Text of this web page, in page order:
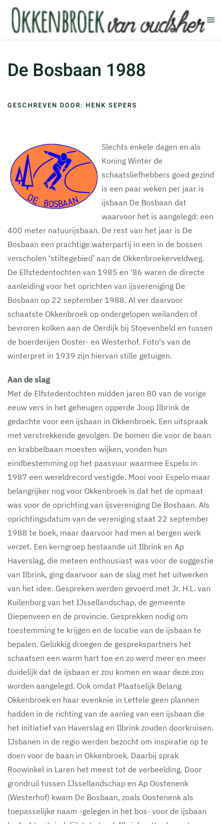
Terug naar hoofdinhoud
De Bosbaan 1988
GESCHREVEN DOOR: HENK SEPERS
Slechts enkele dagen en als
Koning Winter de
schaatsliefhebbers goed gezind
is een paar weken per jaar is
ijsbaan De Bosbaan dat
waarvoor het is aangelegd: een
400 meter natuurijsbaan. De rest van het jaar is De
Bosbaan een prachtige waterpartij in een in de bossen
verscholen ‘stiltegebied’ aan de Okkenbroekerveldweg.
De Elfstedentochten van 1985 en '86 waren de directe
aanleiding voor het oprichten van ijsvereniging De
Bosbaan op 22 september 1988. Al ver daarvoor
schaatste Okkenbroek op ondergelopen weilanden of
bevroren kolken aan de Oerdijk bij Stoevenbeld en tussen
de boerderijen Ooster- en Westerhof. Foto's van de
winterpret in 1939 zijn hiervan stille getuigen.
Aan de slag
Met de Elfstedentochten midden jaren 80 van de vorige
eeuw vers in het geheugen opperde Joop Ilbrink de
gedachte voor een ijsbaan in Okkenbroek. Een uitspraak
met verstrekkende gevolgen. De bomen die voor de baan
en krabbelbaan moesten wijken, vonden hun
eindbestemming op het paasvuur waarmee Espelo in
1987 een wereldrecord vestigde. Mooi voor Espelo maar
belangrijker nog voor Okkenbroek is dat het de opmaat
was voor de oprichting van ijsvereniging De Bosbaan. Als
oprichtingsdatum van de vereniging staat 22 september
1988 te boek, maar daarvoor had men al bergen werk
verzet. Een kerngroep bestaande uit Ilbrink en Ap
Haverslag, die meteen enthousiast was voor de suggestie
van Ilbrink, ging daarvoor aan de slag met het uitwerken
van het idee. Gespreken werden gevoerd met Jr. H.L. van
Kuilenburg van het IJssellandschap, de gemeente
Diepenveen en de provincie. Gesprekken nodig om
toestemming te krijgen en de locatie van de ijsbaan te
bepalen. Gelukkig droegen de gesprekspartners het
schaatsen een warm hart toe en zo werd meer en meer
duidelijk dat de ijsbaan er zou komen en waar deze zou
worden aangelegd. Ook omdat Plaatselijk Belang
Okkenbroek en haar evenknie in Lettele geen plannen
hadden in de richting van de aanleg van een ijsbaan die
het initiatief van Haverslag en Ilbrink zouden doorkruisen.
IJsbanen in de regio werden bezocht om inspiratie op te
doen voor de baan in Okkenbroek. Daarbij sprak
Roowinkel in Laren het meest tot de verbeelding. Door
grondruil tussen IJssellandschap en Ap Oostenenk
(Westerhof) kwam De Bosbaan, zoals Oostenenk als
toepasselijke naam -gelegen in het bos- voor de ijsbaan